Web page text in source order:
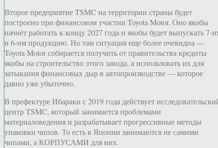
Второе предприятие TSMC на территории страны будет
построено при финансовом участии Toyota Motor. Оно якобы
начнёт работать к концу 2027 года и якобы будет выпускать 7-
и 6-нм продукцию. Но там ситуация еще более очевидна —
Toyota Motor собирается получить от правительства кредиты
якобы на строительство этого завода, а использовать их для
затыкания финансовых дыр в автопроизводстве — которое
давно уже убыточно.
В префектуре Ибараки с 2019 года действует
центр TSMC, который занимается проблемами
материаловедения и разрабатывает прогрессивные методы
упаковки чипов. То есть в Японии занимаются не самими
чипами, а КОРПУСАМИ для них.